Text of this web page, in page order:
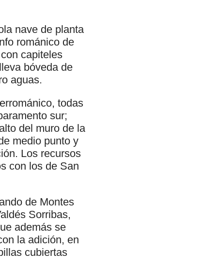
nave de planta
románico de
capiteles
bóveda de
aguas.
todas
sur;
del muro de la
medio punto y
Los recursos
con los de San
de Montes
Sorribas,
además se
la adición, en
cubiertas